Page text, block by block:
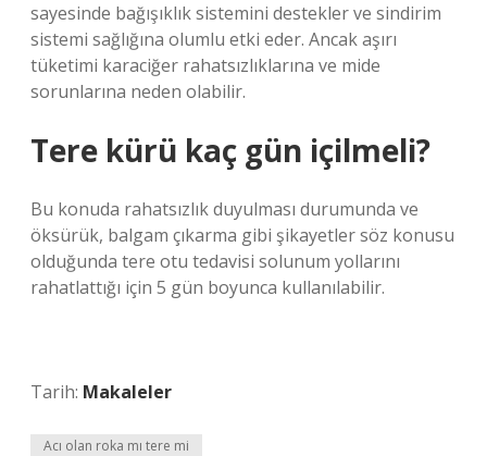
sayesinde bağışıklık sistemini destekler ve sindirim
sistemi sağlığına olumlu etki eder. Ancak aşırı
tüketimi karaciğer rahatsızlıklarına ve mide
sorunlarına neden olabilir.
Tere kürü kaç gün içilmeli?
Bu konuda rahatsızlık duyulması durumunda ve
öksürük, balgam çıkarma gibi şikayetler söz konusu
olduğunda tere otu tedavisi solunum yollarını
rahatlattığı için 5 gün boyunca kullanılabilir.
Tarih: Makaleler
Acı olan roka mı tere mi